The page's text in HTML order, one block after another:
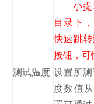
小
目录下
快速跳转
按钮，可
测试温度 设置所
度数值